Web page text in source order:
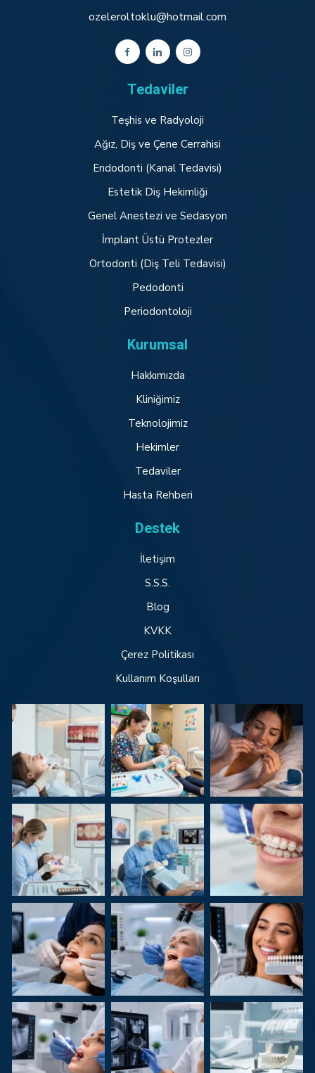
ozeleroltoklu@hotmail.com
Tedaviler
Teşhis ve Radyoloji
Ağız, Diş ve Çene Cerrahisi
Endodonti (Kanal Tedavisi)
Estetik Diş Hekimliği
Genel Anestezi ve Sedasyon
İmplant Üstü Protezler
Ortodonti (Diş Teli Tedavisi)
Pedodonti
Periodontoloji
Kurumsal
Hakkımızda
Kliniğimiz
Teknolojimiz
Hekimler
Tedaviler
Hasta Rehberi
Destek
İletişim
S.S.S.
Blog
KVKK
Çerez Politikası
Kullanım Koşulları